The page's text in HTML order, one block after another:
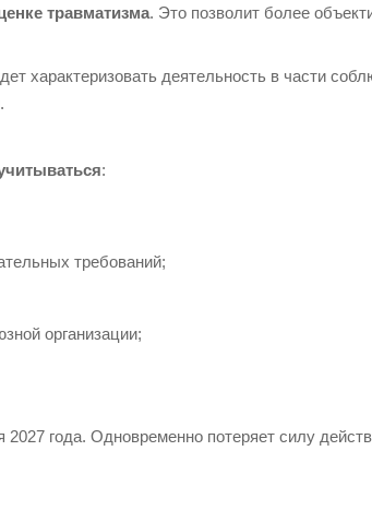
травматизма. Это позволит более
характеризовать деятельность в части
:
требований;
организации;
2027 года. Одновременно потеряет силу